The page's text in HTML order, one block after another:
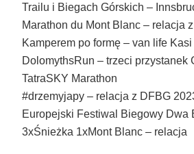
Trailu i Biegach Górskich –
Marathon du Mont Blanc – relacja
Kamperem po formę – van life
DolomythsRun – trzeci przystanek
TatraSKY Marathon
#drzemyjapy – relacja z DFBG
Europejski Festiwal Biegowy Dwa
3xŚnieżka 1xMont Blanc – relacja